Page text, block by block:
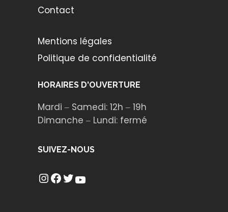
Contact
Mentions légales
Politique de confidentialité
HORAIRES D'OUVERTURE
Mardi ‒ Samedi: 12h ‒ 19h
Dimanche ‒ Lundi: fermé
SUIVEZ-NOUS
Instagram
Facebook
Twitter
YouTube